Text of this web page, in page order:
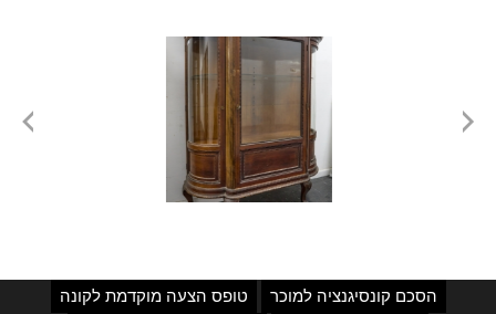
הסכם קונסיגנציה למוכר טופס הצעה מוקדמת לקונה